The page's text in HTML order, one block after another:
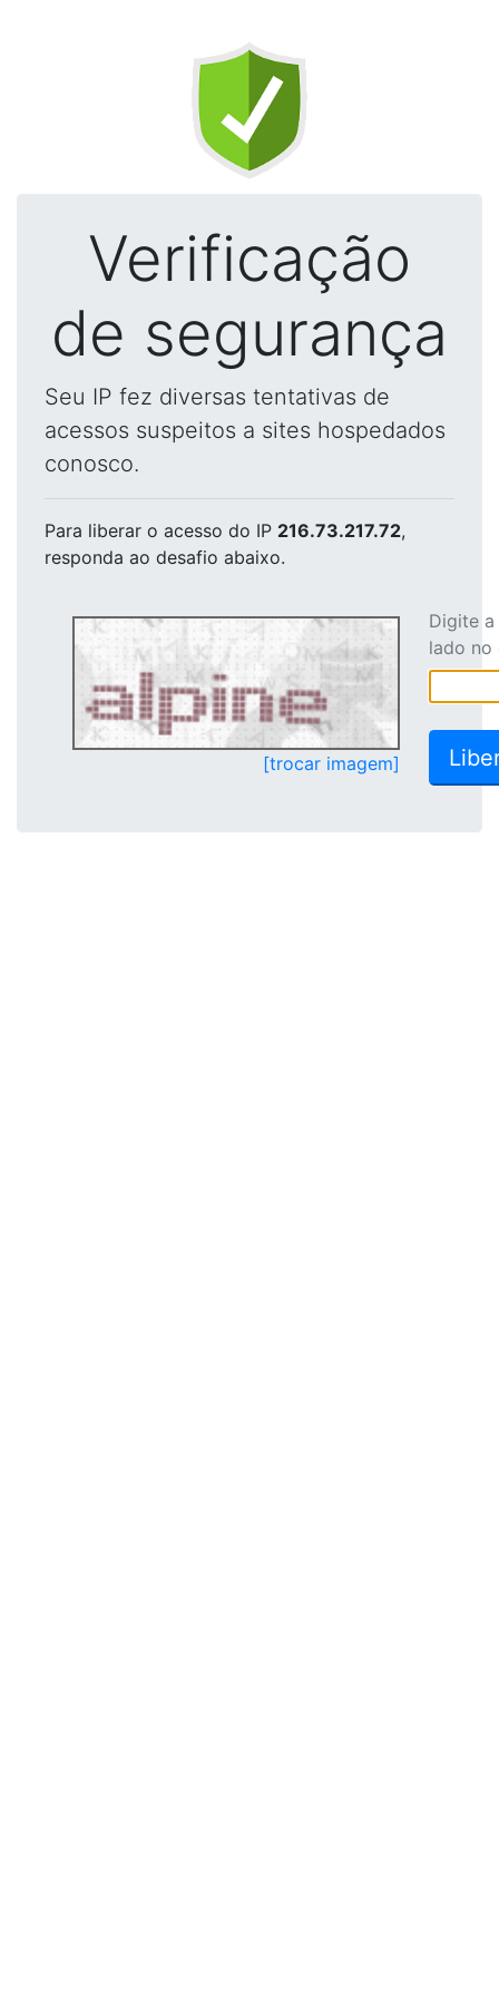
Verificação
de segurança
Seu IP fez diversas tentativas de
acessos suspeitos a sites hospedados
conosco.
Para liberar o acesso do IP 216.73.217.72,
responda ao desafio abaixo.
[trocar imagem]
Digite
lado no